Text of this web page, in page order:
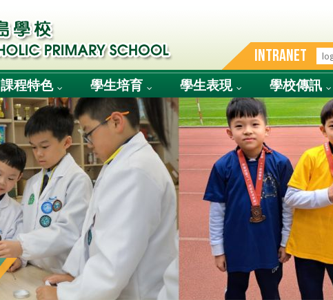
INTRANET
課程特色 學生培育 學生表現 學校傳訊